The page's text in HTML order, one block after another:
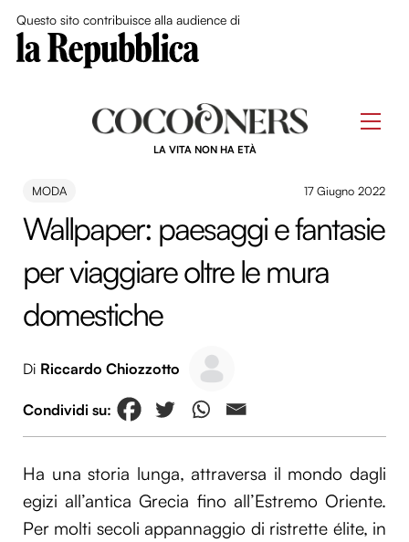
Questo sito contribuisce alla audience di
LA VITA NON HA ETÀ
MODA 17 Giugno 2022
Wallpaper: paesaggi e fantasie
per viaggiare oltre le mura
domestiche
Di Riccardo Chiozzotto
Ha una storia lunga, attraversa il mondo dagli
egizi all’antica Grecia fino all’Estremo Oriente.
Per molti secoli appannaggio di ristrette élite, in